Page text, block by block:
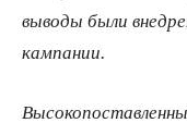
выводы были
кампании.